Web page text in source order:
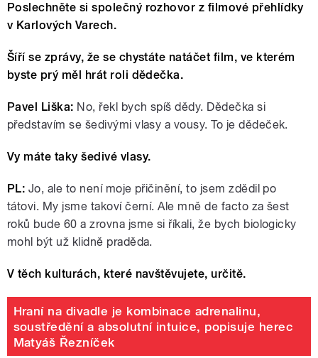
Poslechněte si společný rozhovor z filmové přehlídky
v Karlových Varech.
Šíří se zprávy, že se chystáte natáčet film, ve kterém
byste prý měl hrát roli dědečka.
Pavel Liška: No, řekl bych spíš dědy. Dědečka si
představím se šedivými vlasy a vousy. To je dědeček.
Vy máte taky šedivé vlasy.
PL: Jo, ale to není moje přičinění, to jsem zdědil po
tátovi. My jsme takoví černí. Ale mně de facto za šest
roků bude 60 a zrovna jsme si říkali, že bych biologicky
mohl být už klidně praděda.
V těch kulturách, které navštěvujete, určitě.
Hraní na divadle je kombinace adrenalinu,
soustředění a absolutní intuice, popisuje herec
Matyáš Řezníček